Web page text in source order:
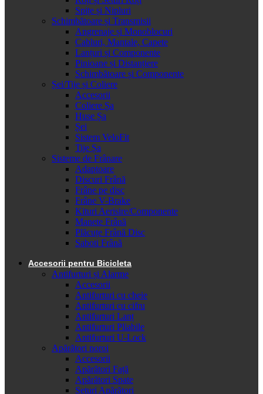
Spițe și Nipluri
Schimbătoare și Transmisii
Angrenaje și Monoblocuri
Cabluri, Mantale, Capete
Lanțuri și Componente
Pinioane și Distanțiere
Schimbătoare și Componente
Șei/Tije și Coliere
Accesorii
Coliere Șa
Huse Șa
Șei
Sistem VeloFit
Tije Șa
Sisteme de Frânare
Adaptoare
Discuri Frână
Frâne pe disc
Frâne V-Brake
Kituri Aerisire/Componente
Manete Frână
Plăcuțe Frână Disc
Saboti Frână
Accesorii pentru Bicicleta
Antifurturi și Alarme
Accesorii
Antifurturi cu cheie
Antifurturi cu cifru
Antifurturi Lanț
Antifurturi Pliabile
Antifurturi U-Lock
Apărători noroi
Accesorii
Apărători Față
Apărători Spate
Seturi Apărători